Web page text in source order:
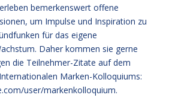
bemerkenswert offene
um Impulse und Inspiration zu
für das eigene
Daher kommen sie gerne
die Teilnehmer-Zitate auf dem
Marken-Kolloquiums:
user/markenkolloquium.